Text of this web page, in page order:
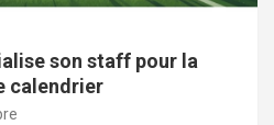
son staff pour la
calendrier